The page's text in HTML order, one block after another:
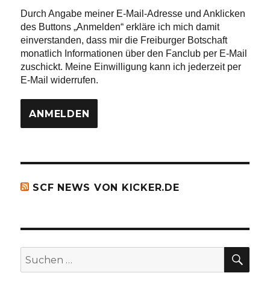
Durch Angabe meiner E-Mail-Adresse und Anklicken
des Buttons „Anmelden“ erkläre ich mich damit
einverstanden, dass mir die Freiburger Botschaft
monatlich Informationen über den Fanclub per E-Mail
zuschickt. Meine Einwilligung kann ich jederzeit per
E-Mail widerrufen.
SCF NEWS VON KICKER.DE
Suchen
nach: